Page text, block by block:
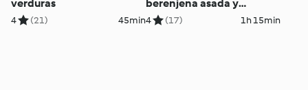
verduras
4 (21) 45min
berenjena asada y
langostinos
4 (17) 1h 15min